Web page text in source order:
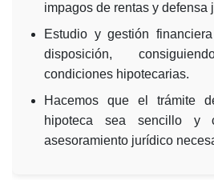
impagos de rentas y defensa
Estudio y gestión
disposición,
condiciones hipotecarias.
Hacemos que el trámite
hipoteca sea sencillo y
asesoramiento jurídico